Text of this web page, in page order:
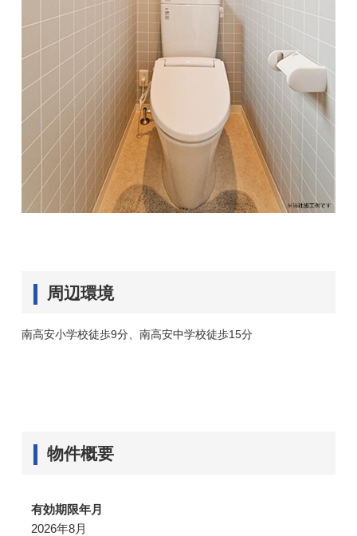
周辺環境
南高安小学校徒歩9分、南高安中学校徒歩15分
物件概要
有効期限年月
2026年8月